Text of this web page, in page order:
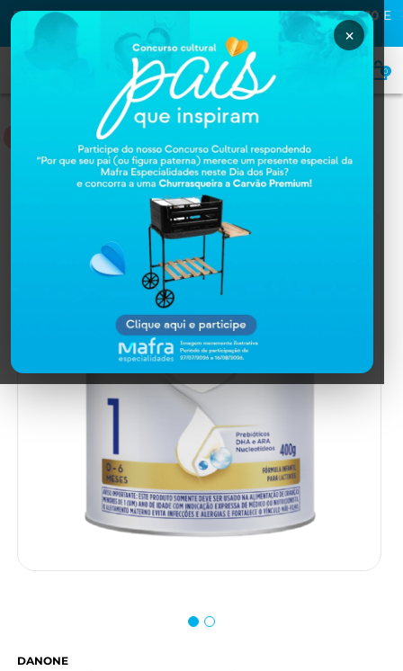
PRIMEIRA COMPRA NA MAFRA? USE O CUPOMMAFRA10 E
GANHE
0
NUTRIÇÃO
Home NUTRIÇÃO
DANONE
×